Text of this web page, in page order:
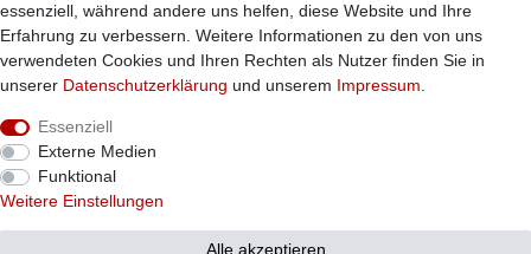
Infos
Zahlung / Versand
Individuelle Anfertigung
Bestellung widerrufen
essenziell, während andere uns helfen, diese Website und Ihre
Erfahrung zu verbessern. Weitere Informationen zu den von uns
verwendeten Cookies und Ihren Rechten als Nutzer finden Sie in
unserer Daten­schutz­erklärung und unserem Impressum
Essenziell
Externe Medien
Funktional
Weitere Einstellungen
Alle akzeptieren
© Copyright 2026 Sticker Shop Strerath